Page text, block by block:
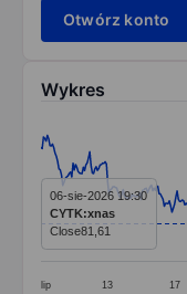
Otwórz konto
Wykres
Line chart with
The chart has 1
The chart has 1
lip 13 17
06-sie-2026 19:30
CYTK:xnas
Close81,61